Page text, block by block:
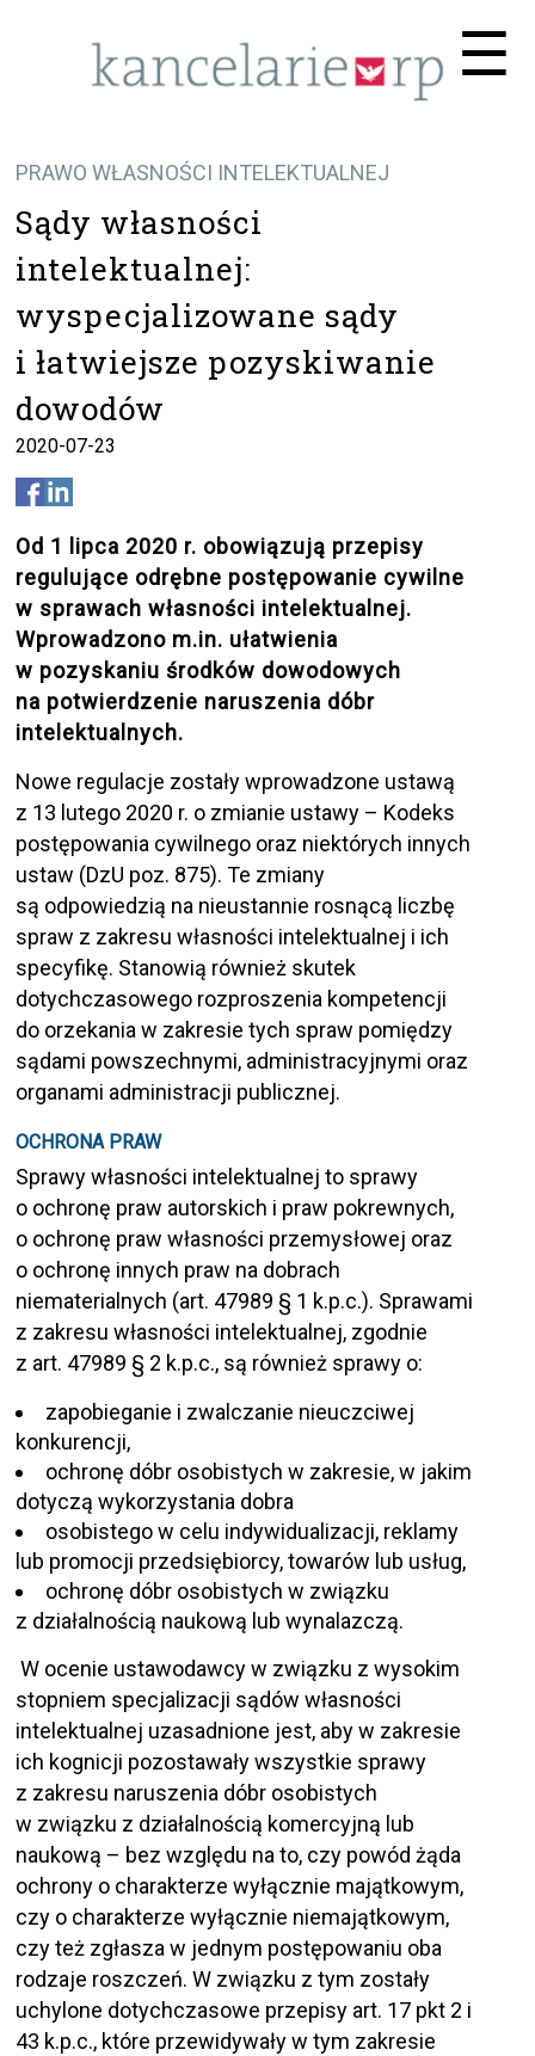
☰
PRAWO WŁASNOŚCI INTELEKTUALNEJ
Sądy własności
intelektualnej:
wyspecjalizowane sądy
i łatwiejsze pozyskiwanie
dowodów
2020-07-23
Od 1 lipca 2020 r. obowiązują przepisy
regulujące odrębne postępowanie cywilne
w sprawach własności intelektualnej.
Wprowadzono m.in. ułatwienia
w pozyskaniu środków dowodowych
na potwierdzenie naruszenia dóbr
intelektualnych.
Nowe regulacje zostały wprowadzone ustawą
z 13 lutego 2020 r. o zmianie ustawy – Kodeks
postępowania cywilnego oraz niektórych innych
ustaw (DzU poz. 875). Te zmiany
są odpowiedzią na nieustannie rosnącą liczbę
spraw z zakresu własności intelektualnej i ich
specyfikę. Stanowią również skutek
dotychczasowego rozproszenia kompetencji
do orzekania w zakresie tych spraw pomiędzy
sądami powszechnymi, administracyjnymi oraz
organami administracji publicznej.
OCHRONA PRAW
Sprawy własności intelektualnej to sprawy
o ochronę praw autorskich i praw pokrewnych,
o ochronę praw własności przemysłowej oraz
o ochronę innych praw na dobrach
niematerialnych (art. 47989 § 1 k.p.c.). Sprawami
z zakresu własności intelektualnej, zgodnie
z art. 47989 § 2 k.p.c., są również sprawy o:
zapobieganie i zwalczanie nieuczciwej
konkurencji,
ochronę dóbr osobistych w zakresie, w jakim
dotyczą wykorzystania dobra
osobistego w celu indywidualizacji, reklamy
lub promocji przedsiębiorcy, towarów lub usług,
ochronę dóbr osobistych w związku
z działalnością naukową lub wynalazczą.
W ocenie ustawodawcy w związku z wysokim
stopniem specjalizacji sądów własności
intelektualnej uzasadnione jest, aby w zakresie
ich kognicji pozostawały wszystkie sprawy
z zakresu naruszenia dóbr osobistych
w związku z działalnością komercyjną lub
naukową – bez względu na to, czy powód żąda
ochrony o charakterze wyłącznie majątkowym,
czy o charakterze wyłącznie niemajątkowym,
czy też zgłasza w jednym postępowaniu oba
rodzaje roszczeń. W związku z tym zostały
uchylone dotychczasowe przepisy art. 17 pkt 2 i
43 k.p.c., które przewidywały w tym zakresie